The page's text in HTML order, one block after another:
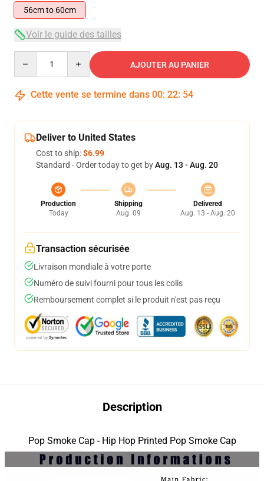
56cm to 60cm
Voir le guide des tailles
AJOUTER AU PANIER
Cette vente se termine dans 00: 22: 53
Deliver to United States
Cost to ship:$6.99
Standard - Order today to get byAug. 13 - Aug. 20
Production
Today
Shipping
Aug. 09
Delivered
Aug. 13 - Aug. 20
Transaction sécurisée
Livraison mondiale à votre porte
Numéro de suivi fourni pour tous les colis
Remboursement complet si le produit n'est pas reçu
Description
Pop Smoke Cap - Hip Hop Printed Pop Smoke Cap